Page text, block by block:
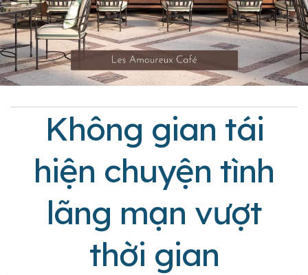
Không gian tái
hiện chuyện tình
lãng mạn vượt
thời gian